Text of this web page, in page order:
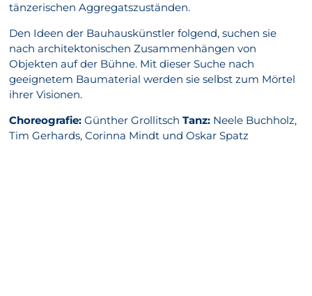
tänzerischen Aggregatszuständen.
Den Ideen der Bauhauskünstler folgend, suchen sie
nach architektonischen Zusammenhängen von
Objekten auf der Bühne. Mit dieser Suche nach
geeignetem Baumaterial werden sie selbst zum Mörtel
ihrer Visionen.
Choreografie: Günther GrollitschTanz: Neele Buchholz,
Tim Gerhards, Corinna Mindt und Oskar Spatz